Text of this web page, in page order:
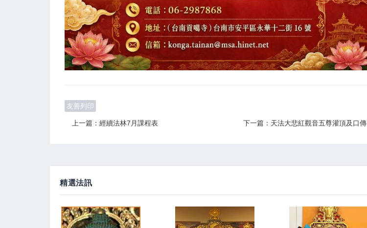
友善列印
上一篇：經續法林7月課程表 下一篇：天法大悲紅觀音五尊灌頂及口傳
精選法訊